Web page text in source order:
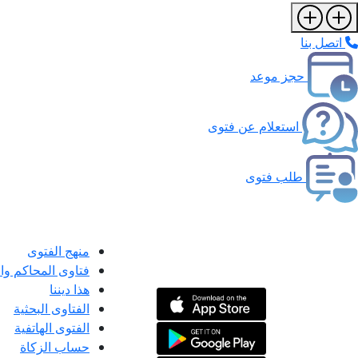
اتصل بنا
حجز موعد
استعلام عن فتوى
طلب فتوى
منهج الفتوى
فتاوى المحاكم
هذا ديننا
الفتاوى البحثية
الفتوى الهاتفية
حساب الزكاة